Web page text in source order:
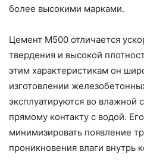
более высокими марками.
Цемент М500 отличается
твердения и высокой
этим характеристикам он
изготовлении
эксплуатируются во влажной
прямому контакту с водой.
минимизировать появление
проникновения влаги внутрь